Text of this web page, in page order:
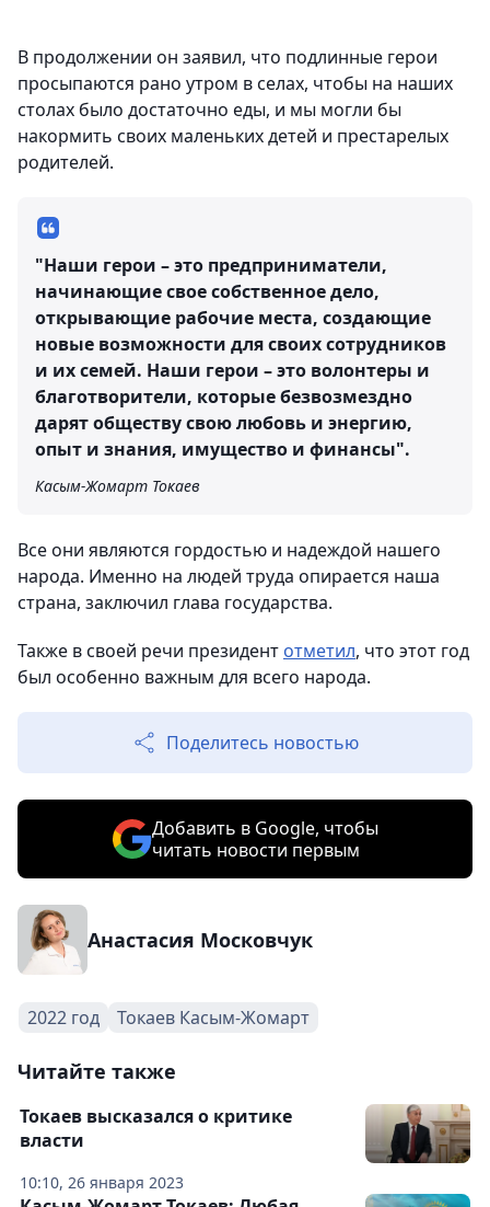
В продолжении он заявил, что подлинные герои
просыпаются рано утром в селах, чтобы на наших
столах было достаточно еды, и мы могли бы
накормить своих маленьких детей и престарелых
родителей.
"Наши герои – это предприниматели,
начинающие свое собственное дело,
открывающие рабочие места, создающие
новые возможности для своих сотрудников
и их семей. Наши герои – это волонтеры и
благотворители, которые безвозмездно
дарят обществу свою любовь и энергию,
опыт и знания, имущество и финансы".
Касым-Жомарт Токаев
Все они являются гордостью и надеждой нашего
народа. Именно на людей труда опирается наша
страна, заключил глава государства.
Также в своей речи президент отметил, что этот год
был особенно важным для всего народа.
Поделитесь новостью
Добавить в Google, чтобы
читать новости первым
Анастасия Московчук
2022 год Токаев Касым-Жомарт
Читайте также
10:10, 26 января 2023
Токаев высказался о критике
власти